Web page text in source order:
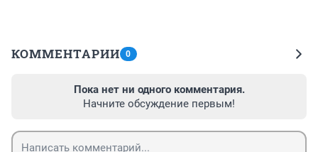
КОММЕНТАРИИ 0
Пока нет ни одного комментария.
Начните обсуждение первым!